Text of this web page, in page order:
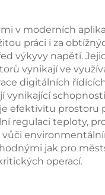
v moderních
práci i za
výkyvy napětí.
vynikají ve
digitálních
efektivitu prostoru
regulaci teploty,
jak pro
operací.